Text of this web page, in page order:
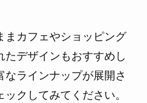
まカフェやショッピング
デザインもおすすめし
ラインナップが展開さ
クしてみてください。